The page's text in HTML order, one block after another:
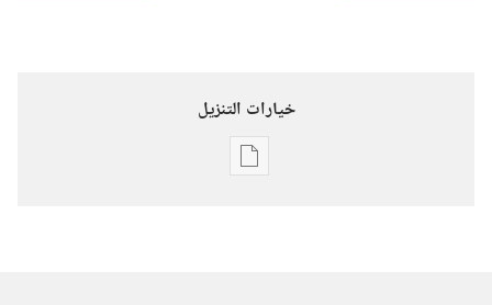
خيارات التنزيل
خيارات